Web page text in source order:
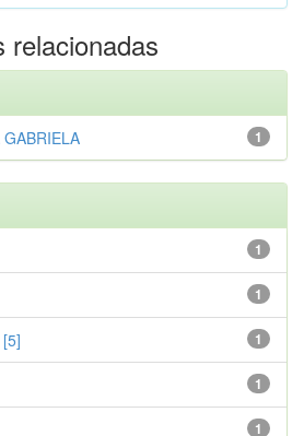
relacionadas
1
1
1
1
1
1